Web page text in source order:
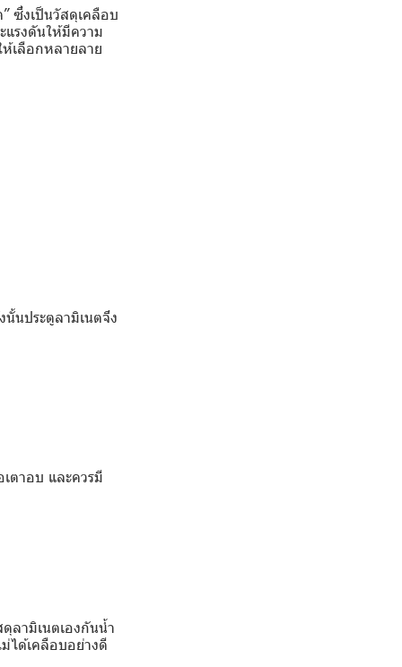
ซึ่งเป็นวัสดุเคลือบ
รงดันให้มีความ
เลือกหลายลาย
นประตูลามิเนตจึง
ตาอบ และควรมี
ลามิเนตเองกันน้ำ
ได้เคลือบอย่างดี